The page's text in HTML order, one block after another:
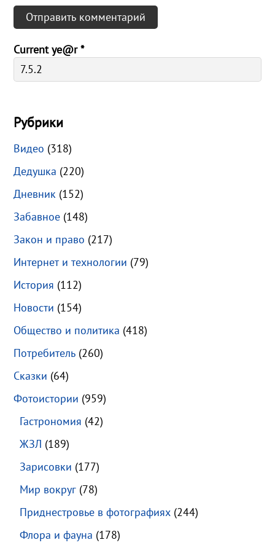
Current ye@r*
Рубрики
Видео (318)
Дедушка (220)
Дневник (152)
Забавное (148)
Закон и право (217)
Интернет и технологии (79)
История (112)
Новости (154)
Общество и политика (418)
Потребитель (260)
Сказки (64)
Фотоистории (959)
Гастрономия (42)
ЖЗЛ (189)
Зарисовки (177)
Мир вокруг (78)
Приднестровье в фотографиях (244)
Флора и фауна (178)